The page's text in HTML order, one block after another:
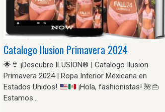
Catalogo Ilusion Primavera 2024
🌟 👙 ¡Descubre ILUSION®️ | Catalogo Ilusion
Primavera 2024 | Ropa Interior Mexicana en
Estados Unidos!
¡Hola, fashionistas!🌺👜
Estamos…